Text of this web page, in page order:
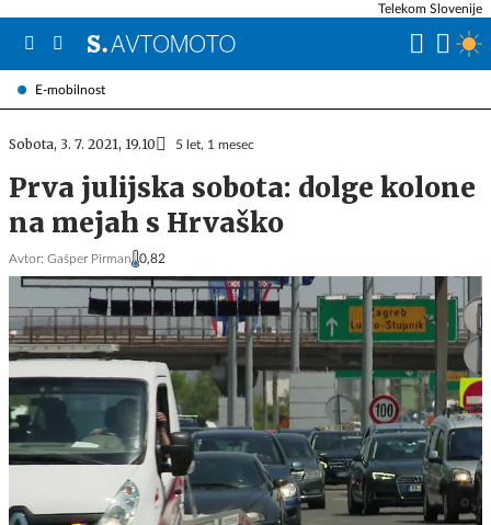
E-mobilnost
Telekom Slovenije
Sobota, 3. 7. 2021, 19.10 5 let, 1 mesec
Prva julijska sobota: dolge kolone
na mejah s Hrvaško
Avtor: Gašper Pirman 0,82